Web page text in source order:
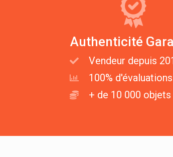
Authenticité
Vendeur depuis
100%
+ de 10 000 objets